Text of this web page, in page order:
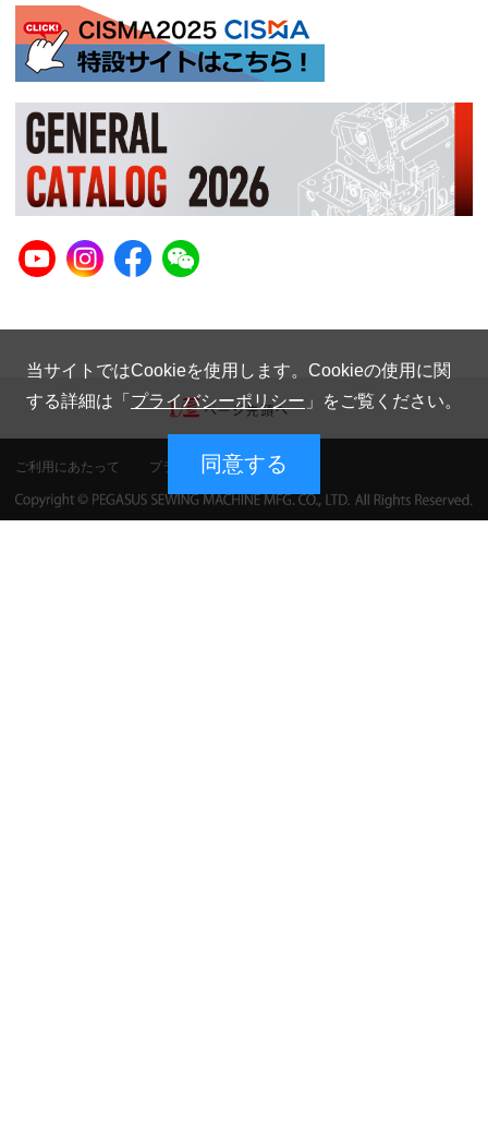
ご利用にあたって プライバシーポリシー
当サイトではCookieを使用します。Cookieの使用に関
する詳細は「 プライバシーポリシー 」をご覧ください。
同意する